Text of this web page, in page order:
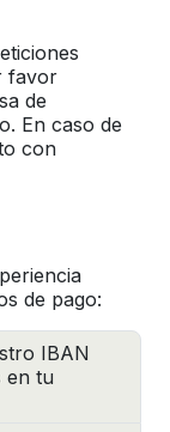
favor
de
En caso de
con
de pago:
IBAN
en tu